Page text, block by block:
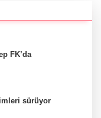
FK’da
sürüyor